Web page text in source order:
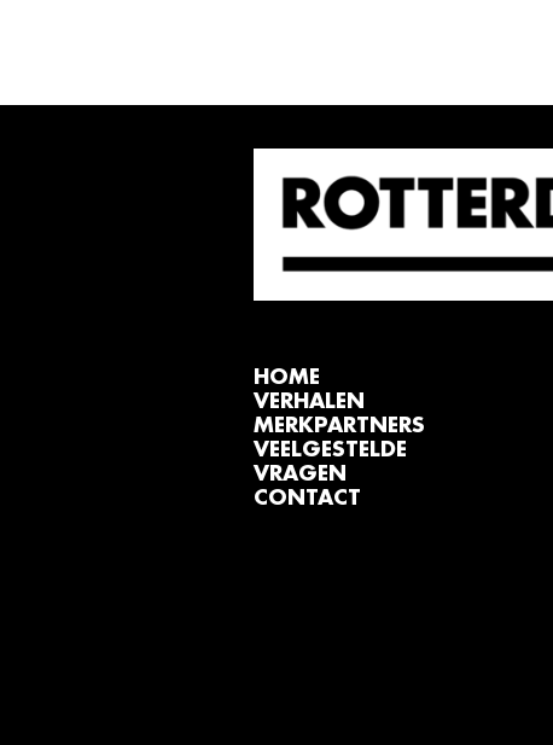
HOME
VERHALEN
MERKPARTNERS
VEELGESTELDE
VRAGEN
CONTACT